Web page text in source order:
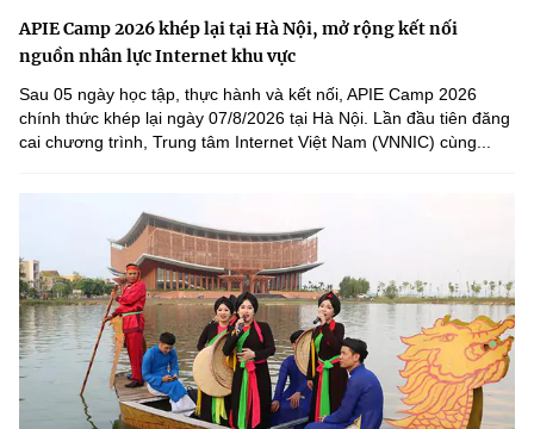
APIE Camp 2026 khép lại tại Hà Nội, mở rộng kết nối
nguồn nhân lực Internet khu vực
Sau 05 ngày học tập, thực hành và kết nối, APIE Camp 2026
chính thức khép lại ngày 07/8/2026 tại Hà Nội. Lần đầu tiên đăng
cai chương trình, Trung tâm Internet Việt Nam (VNNIC) cùng...